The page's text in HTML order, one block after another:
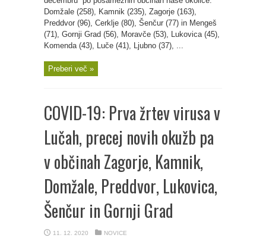
Domžale (258), Kamnik (235), Zagorje (163),
Preddvor (96), Cerklje (80), Šenčur (77) in Mengeš
(71), Gornji Grad (56), Moravče (53), Lukovica (45),
Komenda (43), Luče (41), Ljubno (37), ...
Preberi več »
COVID-19: Prva žrtev virusa v
Lučah, precej novih okužb pa
v občinah Zagorje, Kamnik,
Domžale, Preddvor, Lukovica,
Šenčur in Gornji Grad
11. 12. 2020 NOVICE